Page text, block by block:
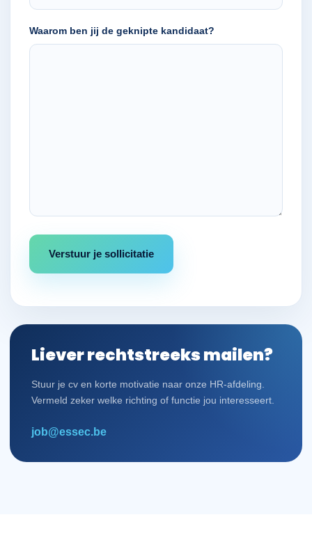
Waarom ben jij de geknipte kandidaat?
Liever rechtstreeks mailen?
Stuur je cv en korte motivatie naar onze HR-afdeling.
Vermeld zeker welke richting of functie jou interesseert.
job@essec.be